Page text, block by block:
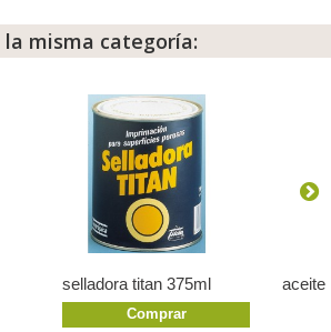
la misma categoría:
selladora titan 375ml
Comprar
aceite